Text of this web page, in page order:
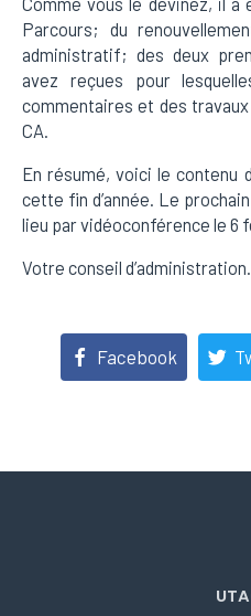
Parcours; du
administratif; des deux
avez reçues pour
commentaires et des travaux
CA.
En résumé, voici le contenu
cette fin d’année. Le
lieu par vidéoconférence le 6
Votre conseil d’administration.
Facebook